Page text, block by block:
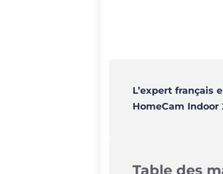
L’expert français
HomeCam Indoor
Table des